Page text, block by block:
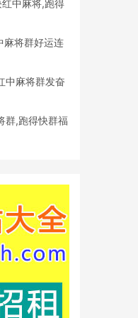
中麻将,跑得
麻将群好运连
中麻将群发奋
群,跑得快群福